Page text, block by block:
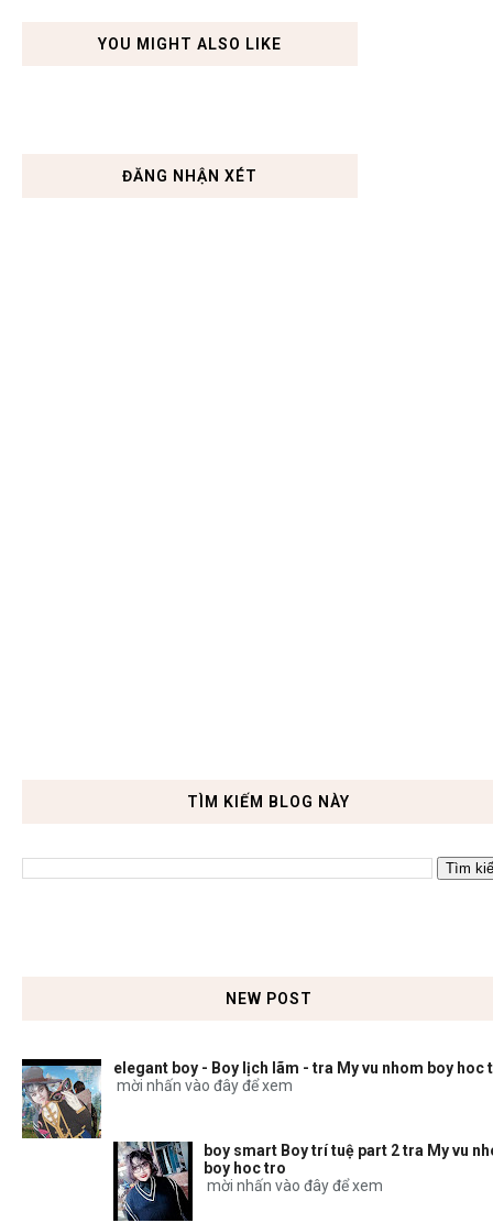
YOU MIGHT ALSO LIKE
ĐĂNG NHẬN XÉT
TÌM KIẾM BLOG NÀY
NEW POST
elegant boy - Boy lịch lãm - tra My vu nhom boy hoc
mời nhấn vào đây để xem
boy smart Boy trí tuệ part 2 tra My vu
boy hoc tro
mời nhấn vào đây để xem